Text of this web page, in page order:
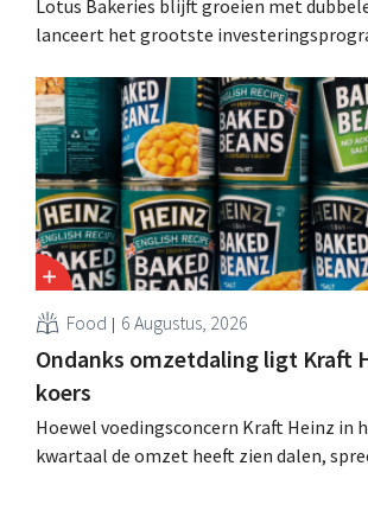
Lotus Bakeries blijft groeien met
lanceert het grootste
moeten dit momentum grijpen”.
Food 6 Augustus, 2026
Ondanks omzetdaling ligt Kraft
koers
Hoewel voedingsconcern Kraft Heinz in
kwartaal de omzet heeft zien dalen,